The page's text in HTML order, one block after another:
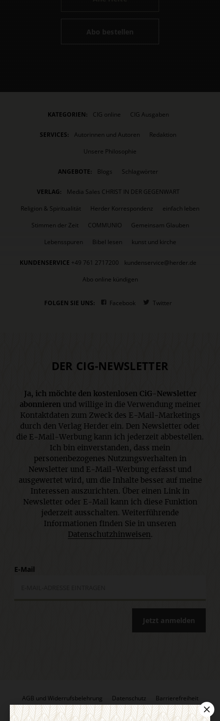
Abo bestellen
KATEGORIEN: CIG online CIG Ausgaben
SERVICES: Autorinnen und Autoren
Redaktion
Unsere Philosophie
ANGEBOTE: Blogs Schlagwörter
VERLAG:
Media Sales CHRIST IN DER GEGENWART
Religion & Spiritualität
Herder Korrespondenz
einfach leben
Stimmen der Zeit
COMMUNIO
Gemeinsam Glauben
Lebensspuren
Bibel lesen kunst und kirche
KUNDENSERVICE +49 761 2717200
kundenservice@herder.de
Abo online kündigen
FOLGEN SIE UNS: Facebook Twitter
DER CIG-NEWSLETTER
Ja, ich möchte den kostenlosen CiG-Newsletter
abonnieren und willige in die Verwendung meiner
Kontaktdaten zum Zweck des E-Mail-Marketings
durch den Verlag Herder ein. Den Newsletter oder
die E-Mail-Werbung kann ich jederzeit abbestellen.
Ich bin einverstanden, dass mein
personenbezogenes Nutzungsverhalten in
Newsletter und E-Mail-Werbung erfasst und
ausgewertet wird, um die Inhalte besser auf meine
Interessen auszurichten. Über einen Link in
Newsletter oder E-Mail kann ich diese Funktion
jederzeit ausschalten. Weiterführende
Informationen finden Sie in unseren
Datenschutzhinweisen .
E-Mail
Jetzt anmelden
AGB und Widerrufsbelehrung Datenschutz
Barrierefreiheit
Impressum